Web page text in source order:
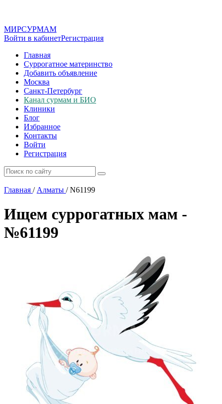
МИРСУРМАМ
Войти в кабинетРегистрация
Главная
Суррогатное материнство
Добавить объявление
Москва
Санкт-Петербург
Канал сурмам и БИО
Клиники
Блог
Избранное
Контакты
Войти
Регистрация
Главная / Алматы /N61199
Ищем суррогатных мам -
№61199